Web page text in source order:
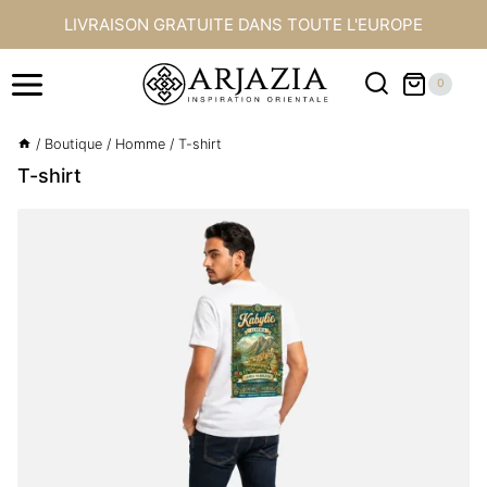
LIVRAISON GRATUITE DANS TOUTE L'EUROPE
0
/ Boutique / Homme / T-shirt
T-shirt